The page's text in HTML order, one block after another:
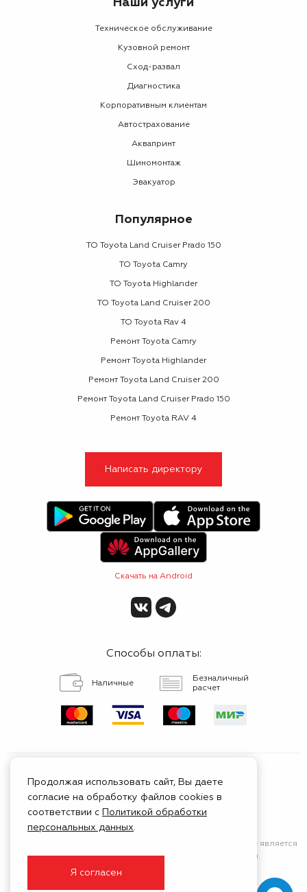
Техническое обслуживание
Кузовной ремонт
Сход-развал
Диагностика
Корпоративным клиентам
Автострахование
Аквапринт
Шиномонтаж
Эвакуатор
Популярное
ТО Toyota Land Cruiser Prado 150
ТО Toyota Camry
ТО Toyota Highlander
ТО Toyota Land Cruiser 200
ТО Toyota Rav 4
Ремонт Toyota Camry
Ремонт Toyota Highlander
Ремонт Toyota Land Cruiser 200
Ремонт Toyota Land Cruiser Prado 150
Ремонт Toyota RAV 4
Написать директору
Скачать на Android
Способы оплаты:
Наличные
Безналичный
расчет
Сертифицированный
и не является
публичной афертой (положения Статьи 437 ГК РФ).
© 1999 - 2026 ГК Тойота Моторс Клуб
Продолжая использовать сайт, Вы даете
согласие на обработку файлов cookies в
соответствии с
Политикой обработки
персональных данных.
Я согласен